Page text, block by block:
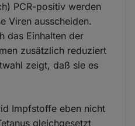
PCR-positiv werden
Viren ausscheiden.
das Einhalten der
zusätzlich reduziert
zeigt, daß sie es
Impfstoffe eben nicht
gleichgesetzt